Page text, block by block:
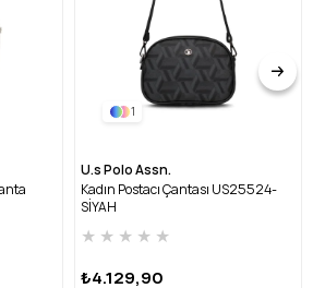
of Benetton'un günlük renkli ve
kompakt bir forma taşıyan bu model,
1
U.s Polo Assn.
Kadın Postacı Çantası US25524-
SİYAH
★ ★ ★ ★ ★
₺4.129,90